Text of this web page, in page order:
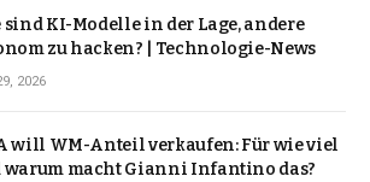
sind KI-Modelle in der Lage, andere
zu hacken? | Technologie-News
2026
will WM-Anteil verkaufen: Für wie viel
warum macht Gianni Infantino das?